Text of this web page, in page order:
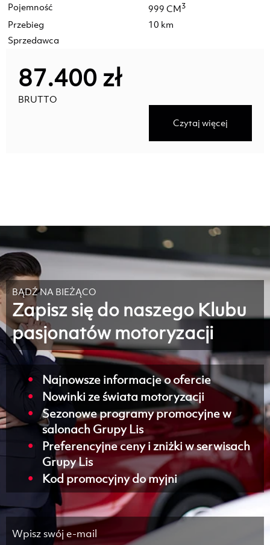
Pojemność
999 CM3
Przebieg
10 km
Sprzedawca
87.400 zł
BRUTTO
Czytaj więcej
BĄDŹ NA BIEŻĄCO
Zapisz się do naszego Klubu
pasjonatów motoryzacji
Najnowsze informacje o ofercie
Nowinki ze świata motoryzacji
Sezonowe programy promocyjne w
salonach Grupy Lis
Preferencyjne ceny i zniżki w serwisach
Grupy Lis
Kod promocyjny do myjni